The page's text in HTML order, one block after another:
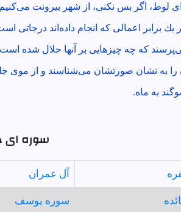
اى لوط، اگر بس نكنى، از شهر بيرونت
يك برابر اعمالى كه انجام داده‌اند درجاتى
كه چه چيزهايى بر آنها حلال شده
را به نشان صورتشان مى‌شناسند و از موى
به ماه.
سوره ای
آل عمران
سوره يوسف